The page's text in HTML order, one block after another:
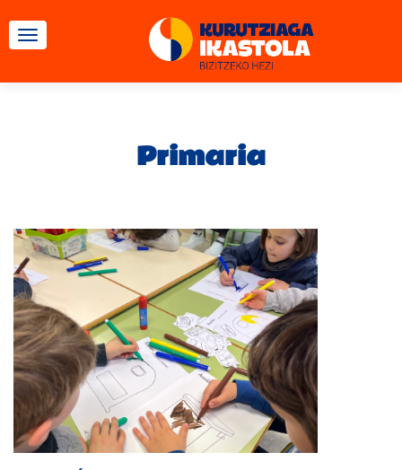
CAMBIAR NAVEGACIÓN
Primaria